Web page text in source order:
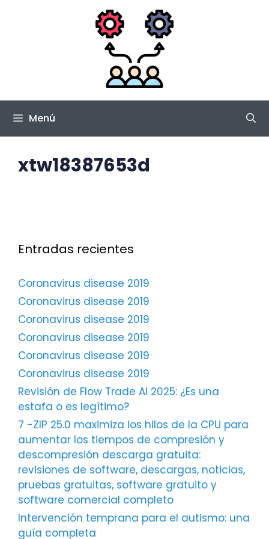
Menú
xtw18387653d
Entradas recientes
Coronavirus disease 2019
Coronavirus disease 2019
Coronavirus disease 2019
Coronavirus disease 2019
Coronavirus disease 2019
Coronavirus disease 2019
Revisión de Flow Trade AI 2025: ¿Es una
estafa o es legítimo?
7 -ZIP 25.0 maximiza los hilos de la CPU para
aumentar los tiempos de compresión y
descompresión descarga gratuita:
revisiones de software, descargas, noticias,
pruebas gratuitas, software gratuito y
software comercial completo
Intervención temprana para el autismo: una
guía completa